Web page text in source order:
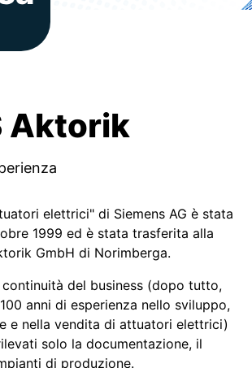
elettrici" di Siemens AG è stata
1999 ed è stata trasferita alla
GmbH di Norimberga.
del business (dopo tutto,
anni di esperienza nello sviluppo,
e nella vendita di attuatori elettrici)
solo la documentazione, il
di produzione.
Aktorik